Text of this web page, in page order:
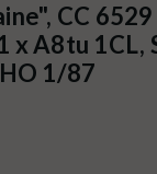
CC
A8tu 1CL,
1/87